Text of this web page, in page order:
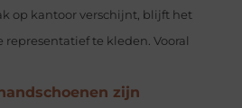
op kantoor verschijnt, blijft het
te kleden. Vooral
zijn